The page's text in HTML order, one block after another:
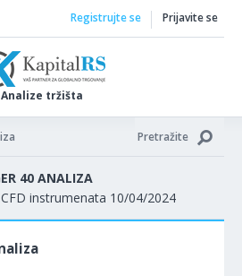
Analize tržišta
Registrujte se Prijavite se
Pretražite
40 ANALIZA
instrumenata 10/04/2024